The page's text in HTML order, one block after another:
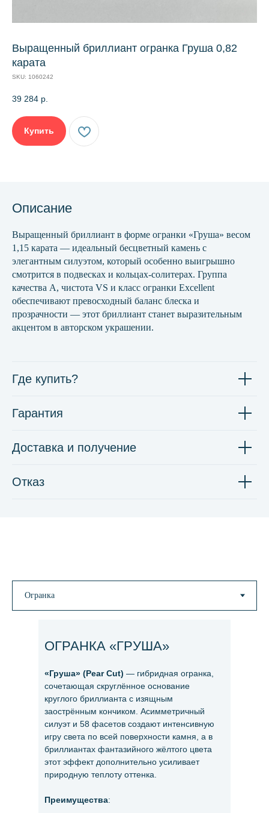
Выращенный бриллиант огранка Груша 0,82
карата
SKU: 1060242
39 284 р.
Купить
Описание
Выращенный бриллиант в форме огранки «Груша» весом
1,15 карата — идеальный бесцветный камень с
элегантным силуэтом, который особенно выигрышно
смотрится в подвесках и кольцах-солитерах. Группа
качества А, чистота VS и класс огранки Excellent
обеспечивают превосходный баланс блеска и
прозрачности — этот бриллиант станет выразительным
акцентом в авторском украшении.
Где купить?
Гарантия
Доставка и получение
Отказ
«Груша» (Pear Cut) — гибридная огранка,
сочетающая скруглённое основание
круглого бриллианта с изящным
заострённым кончиком. Асимметричный
силуэт и 58 фасетов создают интенсивную
игру света по всей поверхности камня, а в
бриллиантах фантазийного жёлтого цвета
этот эффект дополнительно усиливает
природную теплоту оттенка.
Преимущества:
ОГРАНКА «ГРУША»